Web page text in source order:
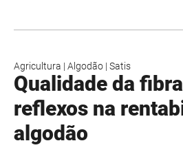
Agricultura | Algodão | Satis
Qualidade da
reflexos na
algodão